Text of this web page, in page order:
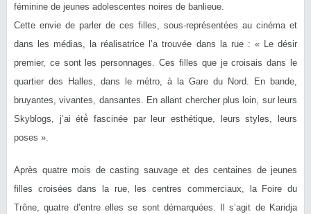
féminine de jeunes adolescentes noires de banlieue.
Cette envie de parler de ces filles, sous-représentées au cinéma et
dans les médias, la réalisatrice l’a trouvée dans la rue : « Le désir
premier, ce sont les personnages. Ces filles que je croisais dans le
quartier des Halles, dans le métro, à la Gare du Nord. En bande,
bruyantes, vivantes, dansantes. En allant chercher plus loin, sur leurs
Skyblogs, j’ai été́ fascinée par leur esthétique, leurs styles, leurs
poses ».
Après quatre mois de casting sauvage et des centaines de jeunes
filles croisées dans la rue, les centres commerciaux, la Foire du
Trône, quatre d’entre elles se sont démarquées. Il s’agit de Karidja